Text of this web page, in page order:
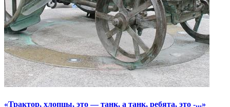
«Трактор, хлопцы, это — танк, а танк, ребята, это -...»